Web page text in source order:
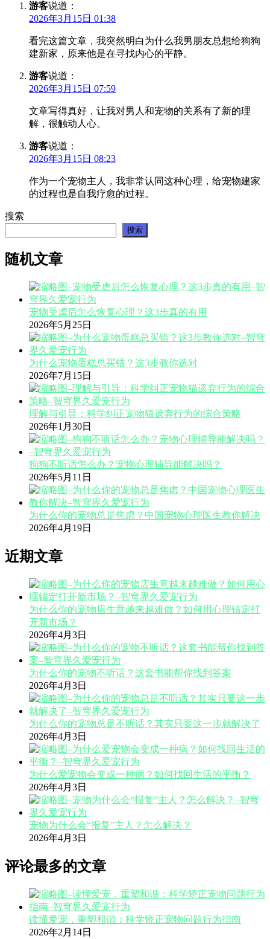
游客说道：
2026年3月15日 01:38
看完这篇文章，我突然明白为什么我男朋友总想给狗狗
建新家，原来他是在寻找内心的平静。
游客说道：
2026年3月15日 07:59
文章写得真好，让我对男人和宠物的关系有了新的理
解，很触动人心。
游客说道：
2026年3月15日 08:23
作为一个宠物主人，我非常认同这种心理，给宠物建家
的过程也是自我疗愈的过程。
搜索
搜索
随机文章
宠物受虐后怎么恢复心理？这3步真的有用
2026年5月25日
为什么宠物蛋糕总买错？这3步教你选对
2026年7月15日
理解与引导：科学纠正宠物猫遗弃行为的综合策略
2026年1月30日
狗狗不听话怎么办？宠物心理辅导能解决吗？
2026年5月11日
为什么你的宠物总是焦虑？中国宠物心理医生教你解决
2026年4月19日
近期文章
为什么你的宠物店生意越来越难做？如何用心理锚定打
开新市场？
2026年4月3日
为什么你的宠物不听话？这套书能帮你找到答案
2026年4月3日
为什么你的宠物总是不听话？其实只要这一步就解决了
2026年4月3日
为什么爱宠物会变成一种病？如何找回生活的平衡？
2026年4月3日
宠物为什么会“报复”主人？怎么解决？
2026年4月3日
评论最多的文章
读懂爱宠，重塑和谐：科学矫正宠物问题行为指南
2026年2月14日